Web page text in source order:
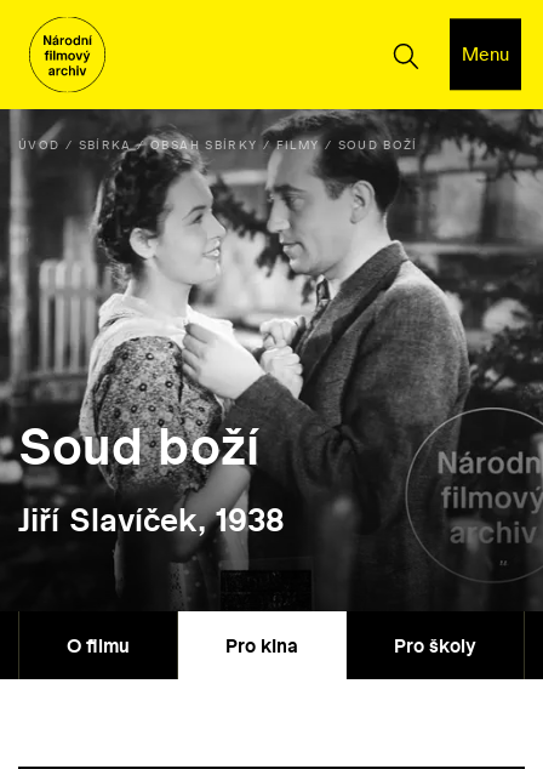
Menu
ÚVOD SBÍRKA OBSAH SBÍRKY FILMY SOUD BOŽÍ
Soud boží
Jiří Slavíček, 1938
O filmu Pro kina Pro školy